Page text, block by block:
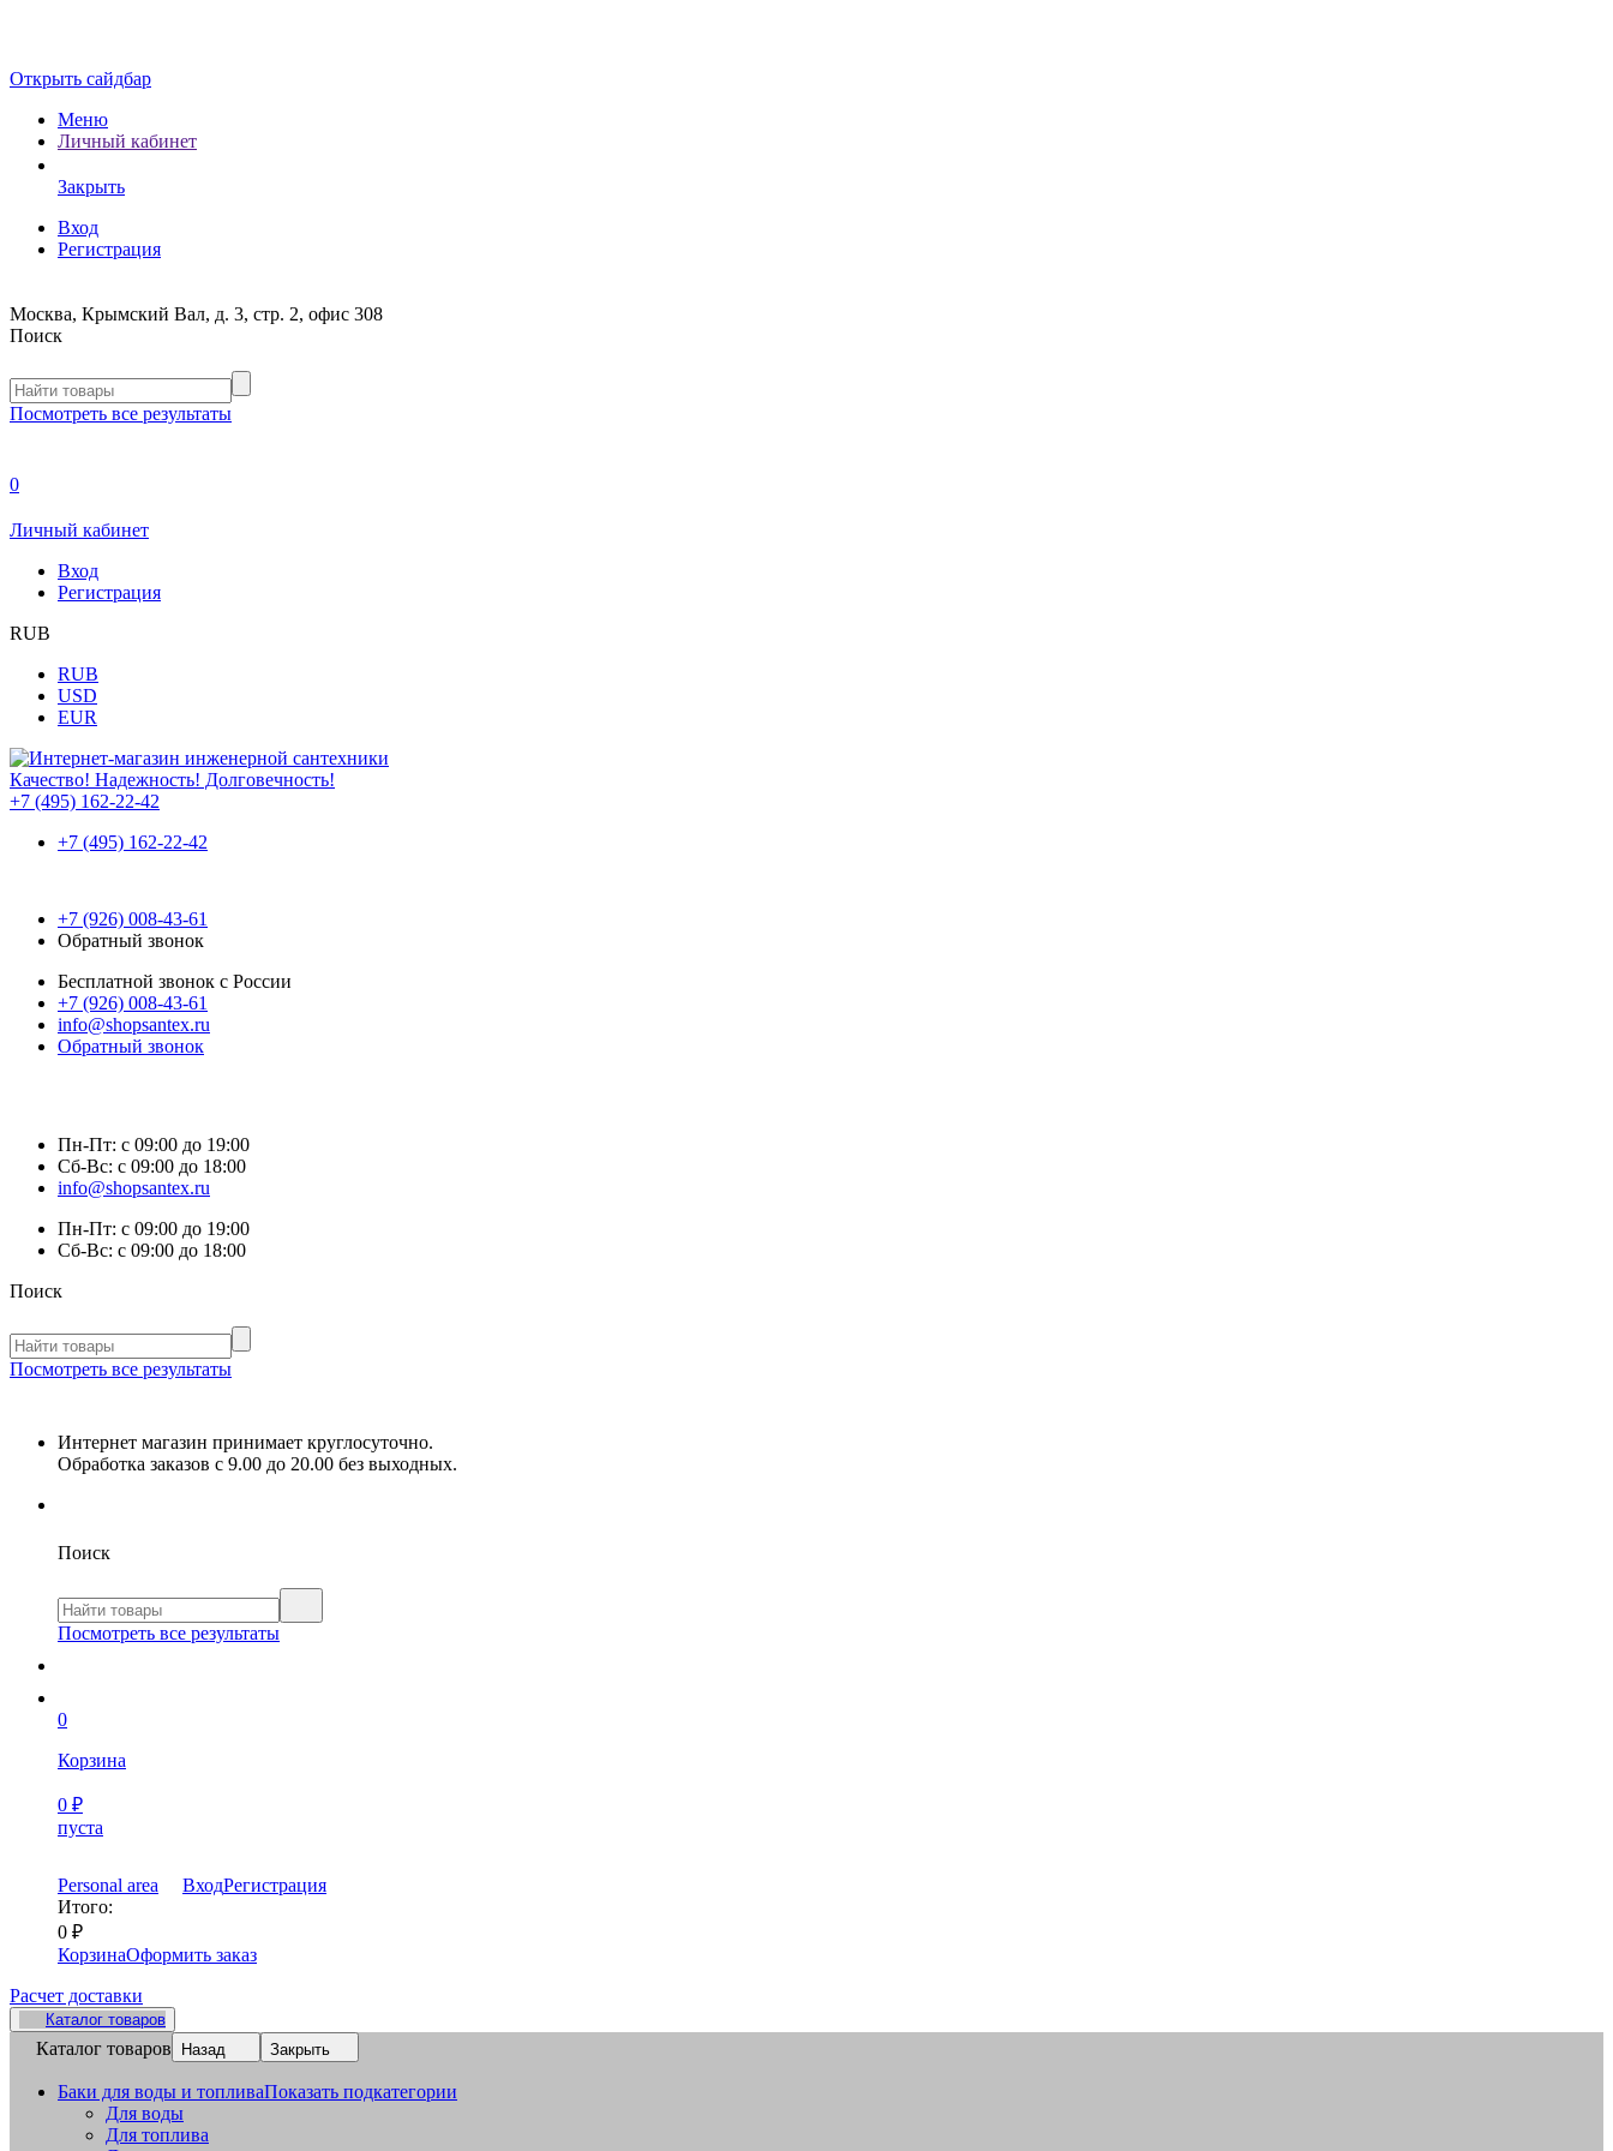
Открыть сайдбар
Меню
Личный кабинет
Закрыть
Вход
Регистрация
Москва, Крымский Вал, д. 3, стр. 2, офис 308
Поиск
Посмотреть все результаты
0
Личный кабинет
Вход
Регистрация
RUB
RUB
USD
EUR
Качество! Надежность! Долговечность!
+7 (495) 162-22-42
+7 (495) 162-22-42
+7 (926) 008-43-61
Обратный звонок
Бесплатной звонок с России
+7 (926) 008-43-61
info@shopsantex.ru
Обратный звонок
Пн-Пт: с 09:00 до 19:00
Сб-Вс: с 09:00 до 18:00
info@shopsantex.ru
Пн-Пт: с 09:00 до 19:00
Сб-Вс: с 09:00 до 18:00
Поиск
Посмотреть все результаты
Интернет магазин принимает круглосуточно.
Обработка заказов с 9.00 до 20.00 без выходных.
Поиск
Посмотреть все результаты
0
Корзина
0 ₽
пуста
Personal area ВходРегистрация
Итого:
0 ₽
КорзинаОформить заказ
Расчет доставки
Каталог товаров
Каталог товаров Назад Закрыть
Баки для воды и топливаПоказать подкатегории
Для воды
Для топлива